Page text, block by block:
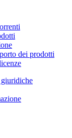
dei prodotti